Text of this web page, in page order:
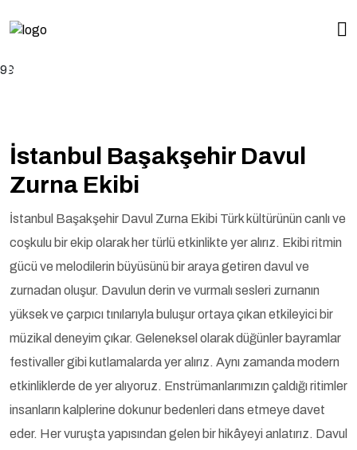
99
İstanbul Başakşehir Davul Zurna
İstanbul Başakşehir Davul
Zurna Ekibi
İstanbul Başakşehir Davul Zurna Ekibi Türk kültürünün canlı ve
coşkulu bir ekip olarak her türlü etkinlikte yer alırız. Ekibi ritmin
gücü ve melodilerin büyüsünü bir araya getiren davul ve
zurnadan oluşur. Davulun derin ve vurmalı sesleri zurnanın
yüksek ve çarpıcı tınılarıyla buluşur ortaya çıkan etkileyici bir
müzikal deneyim çıkar. Geleneksel olarak düğünler bayramlar
festivaller gibi kutlamalarda yer alırız. Aynı zamanda modern
etkinliklerde de yer alıyoruz. Enstrümanlarımızın çaldığı ritimler
insanların kalplerine dokunur bedenleri dans etmeye davet
eder. Her vuruşta yapısından gelen bir hikâyeyi anlatırız. Davul